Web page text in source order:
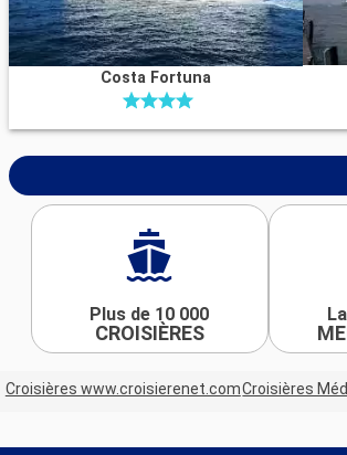
Costa Fortuna
Plus de 10 000
CROISIÈRES
Croisières www.croisierenet.comCroisières